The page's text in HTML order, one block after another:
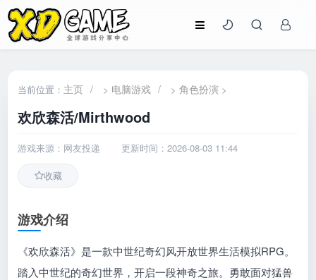
当前位置： 主页 / > 电脑游戏 / >角色扮演 >
欢欣森活/Mirthwood
游戏来源：网友投递 更新时间：2026-08-03 11:44
收藏
游戏介绍
《欢欣森活》是一款中世纪奇幻风开放世界生活模拟RPG。
踏入中世纪的奇幻世界，开启一段神奇之旅。勇敢面对猛兽